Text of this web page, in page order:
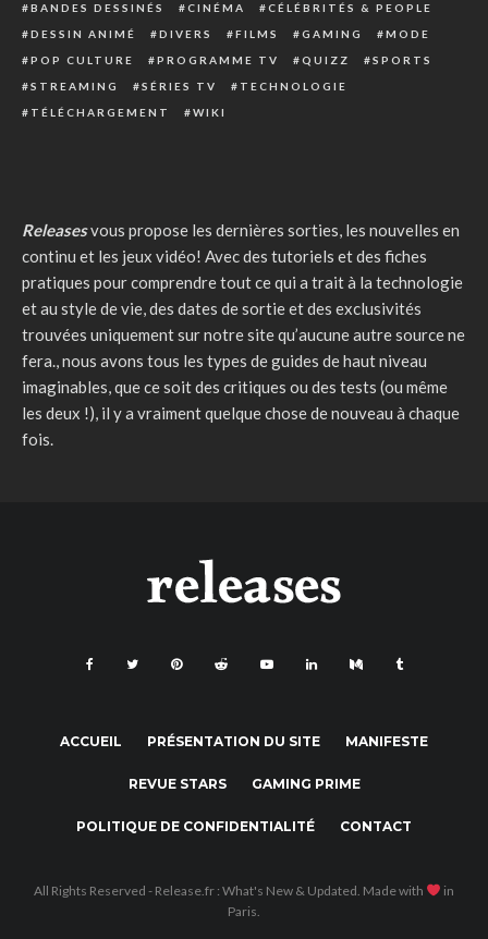
BANDES DESSINÉS
CINÉMA
CÉLÉBRITÉS & PEOPLE
DESSIN ANIMÉ
DIVERS FILMS GAMING
MODE
POP CULTURE
PROGRAMME TV QUIZZ
SPORTS
STREAMING
SÉRIES TV
TECHNOLOGIE
TÉLÉCHARGEMENT
WIKI
Releasesvous propose les dernières sorties, les nouvelles en
continu et les jeux vidéo! Avec des tutoriels et des fiches
pratiques pour comprendre tout ce qui a trait à la technologie
et au style de vie, des dates de sortie et des exclusivités
trouvées uniquement sur notre site qu’aucune autre source ne
fera., nous avons tous les types de guides de haut niveau
imaginables, que ce soit des critiques ou des tests (ou même
les deux !), il y a vraiment quelque chose de nouveau à chaque
fois.
ACCUEIL PRÉSENTATION DU SITE MANIFESTE
REVUE STARS GAMING PRIME
POLITIQUE DE CONFIDENTIALITÉ CONTACT
All Rights Reserved - Release.fr : What's New & Updated. Made with
in
Paris.